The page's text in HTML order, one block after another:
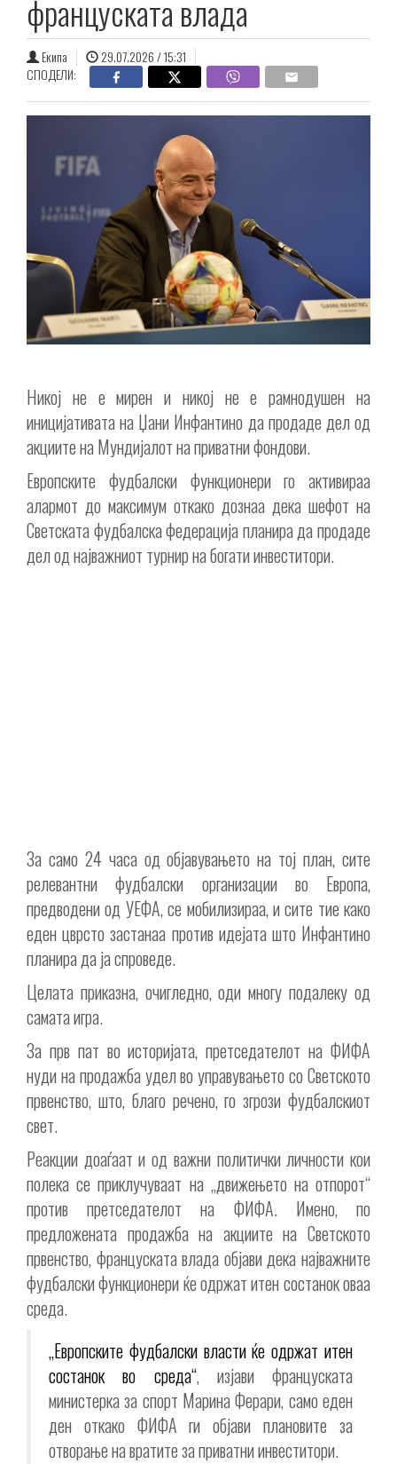
француската влада
Екипа
29.07.2026 / 15:31
СПОДЕЛИ:
Никој не е мирен и никој не е рамнодушен на
иницијативата на Џани Инфантино да продаде дел од
акциите на Мундијалот на приватни фондови.
Европските фудбалски функционери го активираа
алармот до максимум откако дознаа дека шефот на
Светската фудбалска федерација планира да продаде
дел од најважниот турнир на богати инвеститори.
За само 24 часа од објавувањето на тој план, сите
релевантни фудбалски организации во Европа,
предводени од УЕФА, се мобилизираа, и сите тие како
еден цврсто застанаа против идејата што Инфантино
планира да ја спроведе.
Целата приказна, очигледно, оди многу подалеку од
самата игра.
За прв пат во историјата, претседателот на ФИФА
нуди на продажба удел во управувањето со Светското
првенство, што, благо речено, го згрози фудбалскиот
свет.
Реакции доаѓаат и од важни политички личности кои
полека се приклучуваат на „движењето на отпорот“
против претседателот на ФИФА. Имено, по
предложената продажба на акциите на Светското
првенство, француската влада објави дека најважните
фудбалски функционери ќе одржат итен состанок оваа
среда.
„Европските фудбалски власти ќе одржат итен
состанок во среда“, изјави француската
министерка за спорт Марина Ферари, само еден
ден откако ФИФА ги објави плановите за
отворање на вратите за приватни инвеститори.